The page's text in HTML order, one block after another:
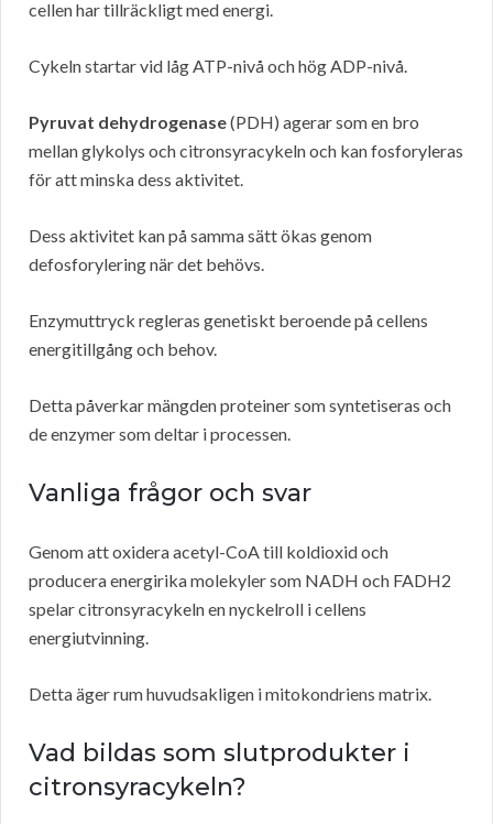
cellen har tillräckligt med energi.
Cykeln startar vid låg ATP-nivå och hög ADP-nivå.
Pyruvat dehydrogenase(PDH) agerar som en bro
mellan glykolys och citronsyracykeln och kan fosforyleras
för att minska dess aktivitet.
Dess aktivitet kan på samma sätt ökas genom
defosforylering när det behövs.
Enzymuttryck regleras genetiskt beroende på cellens
energitillgång och behov.
Detta påverkar mängden proteiner som syntetiseras och
de enzymer som deltar i processen.
Vanliga frågor och svar
Genom att oxidera acetyl-CoA till koldioxid och
producera energirika molekyler som NADH och FADH2
spelar citronsyracykeln en nyckelroll i cellens
energiutvinning.
Detta äger rum huvudsakligen i mitokondriens matrix.
Vad bildas som slutprodukter i
citronsyracykeln?